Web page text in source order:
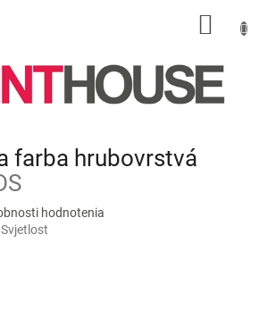
farba hrubovrstvá
hodnotenia